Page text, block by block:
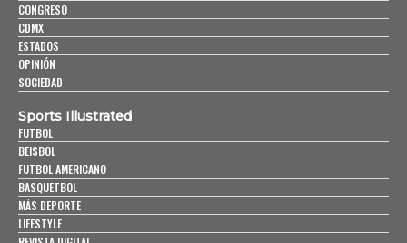
CONGRESO
CDMX
ESTADOS
OPINIÓN
SOCIEDAD
Sports Illustrated
FUTBOL
BEISBOL
FUTBOL AMERICANO
BASQUETBOL
MÁS DEPORTE
LIFESTYLE